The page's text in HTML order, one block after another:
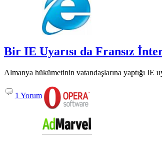
Bir IE Uyarısı da Fransız
Almanya hükümetinin vatandaşlarına yaptığı IE
1 Yorum